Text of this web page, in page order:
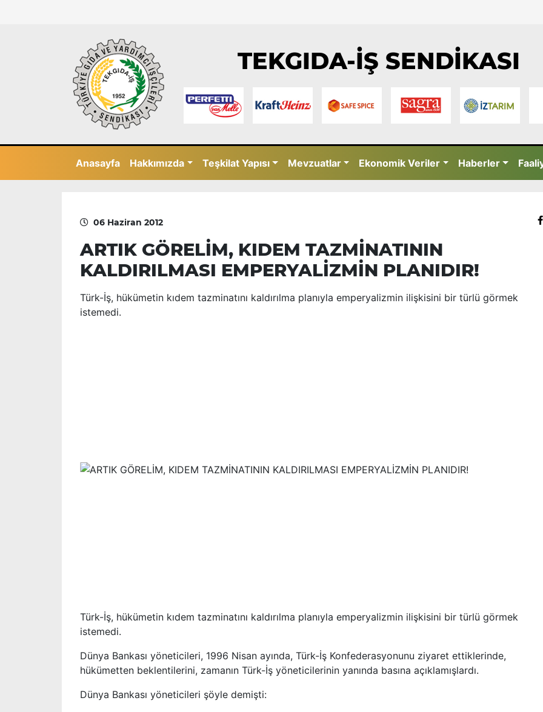
TEKGIDA-İŞ SENDİKASI
Anasayfa Hakkımızda Teşkilat Yapısı Mevzuatlar Ekonomik Veriler Haberler
06 Haziran 2012
ARTIK GÖRELİM, KIDEM TAZMİNATININ
KALDIRILMASI EMPERYALİZMİN PLANIDIR!
Türk-İş, hükümetin kıdem tazminatını kaldırılma planıyla emperyalizmin ilişkisini bir türlü görmek
istemedi.
Türk-İş, hükümetin kıdem tazminatını kaldırılma planıyla emperyalizmin ilişkisini bir türlü görmek
istemedi.
Dünya Bankası yöneticileri, 1996 Nisan ayında, Türk-İş Konfederasyonunu ziyaret ettiklerinde,
hükümetten beklentilerini, zamanın Türk-İş yöneticilerinin yanında basına açıklamışlardı.
Dünya Bankası yöneticileri şöyle demişti: